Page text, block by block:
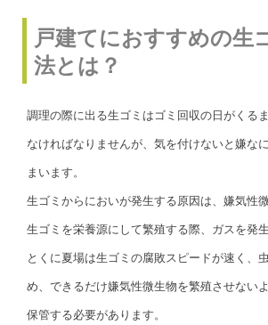
戸建てにおすすめの生
法とは？
調理の際に出る生ゴミはゴミ回収の日がくる
なければなりませんが、気を付けないと嫌な
まいます。
生ゴミからにおいが発生する原因は、嫌気性
生ゴミを栄養源にして繁殖する際、ガスを発
とくに夏場は生ゴミの腐敗スピードが速く、
め、できるだけ嫌気性微生物を繁殖させない
保管する必要があります。